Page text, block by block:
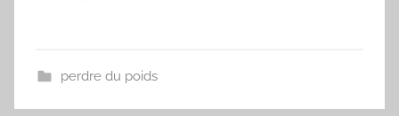
perdre du poids